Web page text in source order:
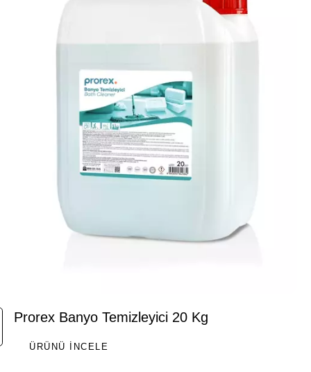
Prorex Banyo Temizleyici 20 Kg
ÜRÜNÜ İNCELE